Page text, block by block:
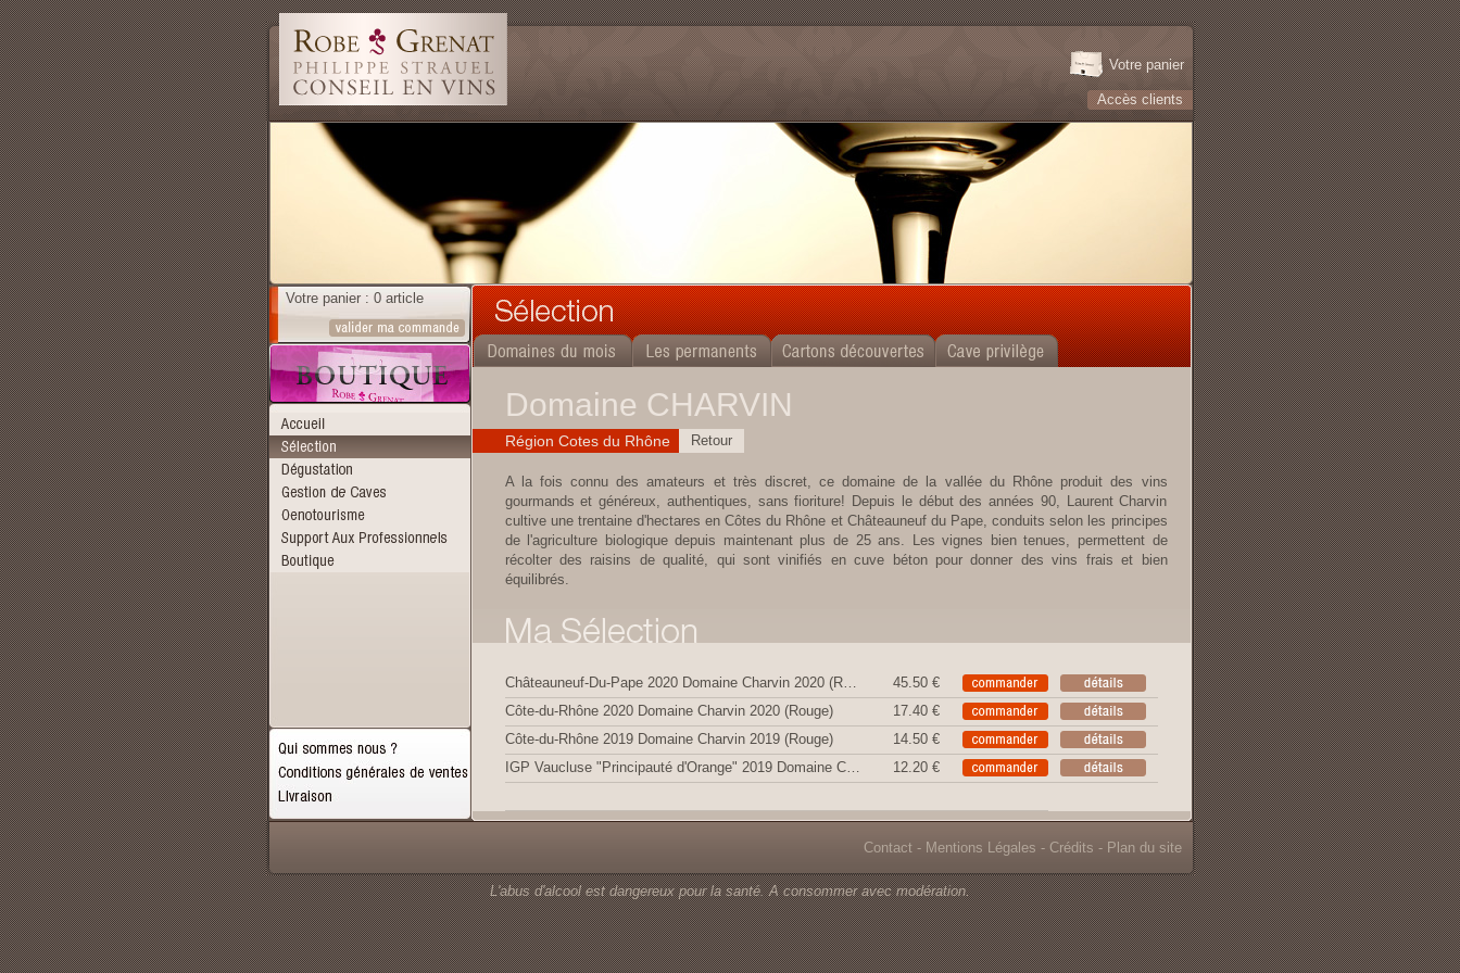
Votre panier
Accès clients
Votre panier : 0 article
Domaine CHARVIN
Région Cotes du Rhône Retour
A la fois connu des amateurs et très discret, ce domaine de la vallée du Rhône produit des vins
gourmands et généreux, authentiques, sans fioriture! Depuis le début des années 90, Laurent Charvin
cultive une trentaine d'hectares en Côtes du Rhône et Châteauneuf du Pape, conduits selon les principes
de l'agriculture biologique depuis maintenant plus de 25 ans. Les vignes bien tenues, permettent de
récolter des raisins de qualité, qui sont vinifiés en cuve béton pour donner des vins frais et bien
équilibrés.
Châteauneuf-Du-Pape 2020 Domaine Charvin 2020 (Rouge)
45.50 €
Côte-du-Rhône 2020 Domaine Charvin 2020 (Rouge)
17.40 €
Côte-du-Rhône 2019 Domaine Charvin 2019 (Rouge)
14.50 €
IGP Vaucluse "Principauté d'Orange" 2019 Domaine C 2019 (Rouge)
12.20 €
Contact- Mentions Légales - Crédits - Plan du site
L'abus d'alcool est dangereux pour la santé. A consommer avec modération.